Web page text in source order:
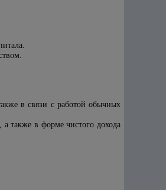
в связи с работой обычных
также в форме чистого дохода